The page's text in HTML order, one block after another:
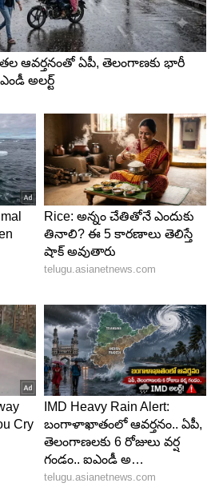
చేసిన విరాట్ కోహ్లీ,
క్రికెటర్‌గా టాప్‌లో నిలిచాడు.
రోహిత్ శర్మ రెండో స్థానంలో